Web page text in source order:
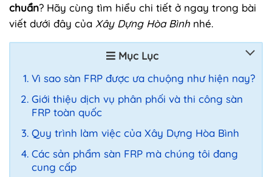
chuẩn? Hãy cùng tìm hiểu chi tiết ở ngay trong bài
viết dưới đây của Xây Dựng Hòa Bình nhé.
Mục Lục
Vì sao sàn FRP được ưa chuộng như hiện nay?
Giới thiệu dịch vụ phân phối và thi công sàn
FRP toàn quốc
Quy trình làm việc của Xây Dựng Hòa Bình
Các sản phẩm sàn FRP mà chúng tôi đang
cung cấp